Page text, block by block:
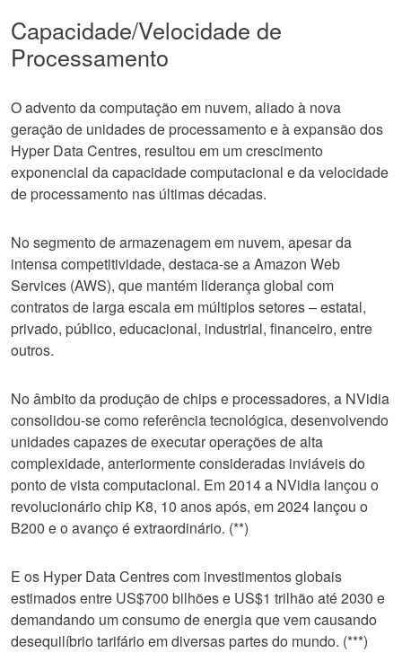
Capacidade/Velocidade de
Processamento
O advento da computação em nuvem, aliado à nova
geração de unidades de processamento e à expansão dos
Hyper Data Centres, resultou em um crescimento
exponencial da capacidade computacional e da velocidade
de processamento nas últimas décadas.
No segmento de armazenagem em nuvem, apesar da
intensa competitividade, destaca-se a Amazon Web
Services (AWS), que mantém liderança global com
contratos de larga escala em múltiplos setores – estatal,
privado, público, educacional, industrial, financeiro, entre
outros.
No âmbito da produção de chips e processadores, a NVidia
consolidou-se como referência tecnológica, desenvolvendo
unidades capazes de executar operações de alta
complexidade, anteriormente consideradas inviáveis do
ponto de vista computacional. Em 2014 a NVidia lançou o
revolucionário chip K8, 10 anos após, em 2024 lançou o
B200 e o avanço é extraordinário. (**)
E os Hyper Data Centres com investimentos globais
estimados entre US$700 bilhões e US$1 trilhão até 2030 e
demandando um consumo de energia que vem causando
desequilíbrio tarifário em diversas partes do mundo. (***)